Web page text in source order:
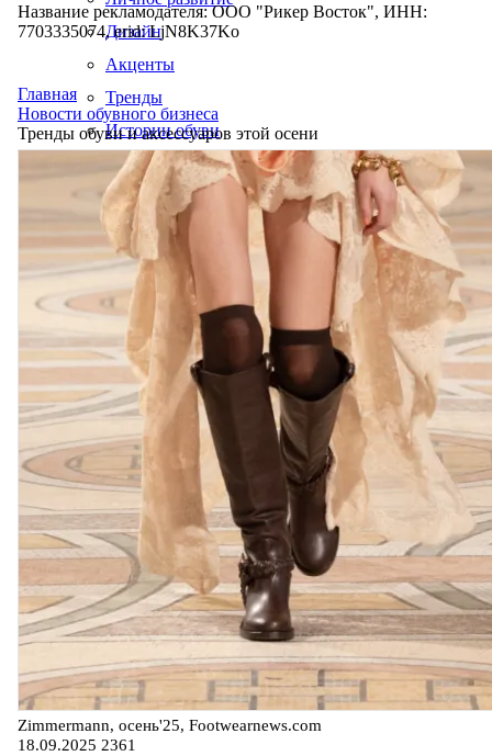
Дизайн
Акценты
Тренды
Истории обуви
Производство
Название рекламодателя: ООО "Рикер Восток", ИНН:
7703335074, erid: LjN8K37Ko
Главная
Новости обувного бизнеса
Тренды обуви и аксессуаров этой осени
Zimmermann, осень'25, Footwearnews.com
18.09.2025 2361